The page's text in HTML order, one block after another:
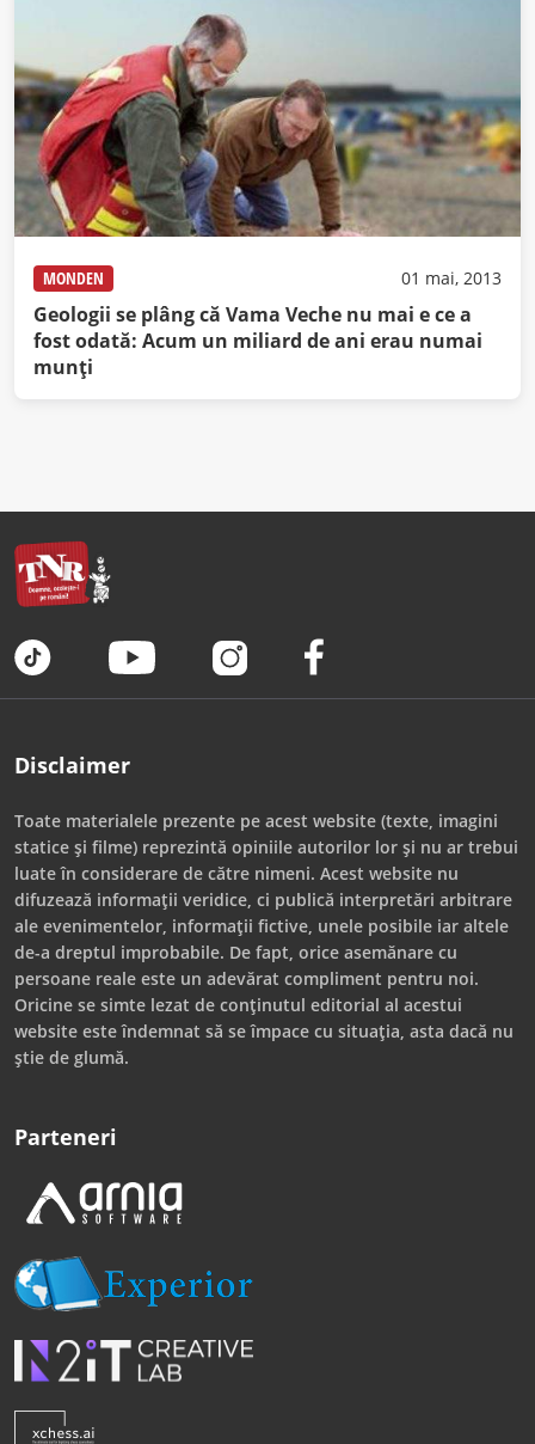
MONDEN 01 mai, 2013
Geologii se plâng că Vama Veche nu mai e ce a
fost odată: Acum un miliard de ani erau numai
munţi
Disclaimer
Toate materialele prezente pe acest website (texte, imagini
statice și filme) reprezintă opiniile autorilor lor și nu ar trebui
luate în considerare de către nimeni. Acest website nu
difuzează informații veridice, ci publică interpretări arbitrare
ale evenimentelor, informații fictive, unele posibile iar altele
de-a dreptul improbabile. De fapt, orice asemănare cu
persoane reale este un adevărat compliment pentru noi.
Oricine se simte lezat de conținutul editorial al acestui
website este îndemnat să se împace cu situația, asta dacă nu
știe de glumă.
Parteneri